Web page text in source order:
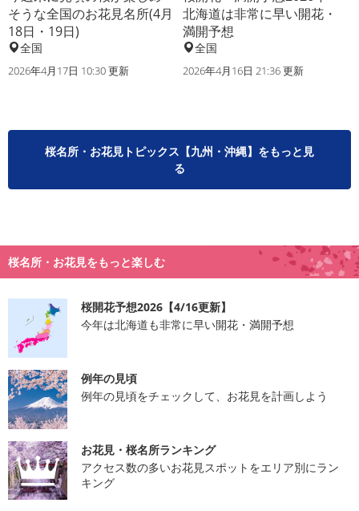
そうな全国のお花見名所(4月
18日・19日)
全国
2026年4月17日 10:30 更新
北海道は非常に早い開花・
満開予想
全国
2026年4月16日 21:36 更新
桜名所・お花見トピックス【九州・沖縄】をもっと見
る
桜名所・お花見をもっと楽しむ
桜開花予想2026【4/16更新】
今年は北海道も非常に早い開花・満開予想
例年の見頃
例年の見頃をチェックして、お花見を計画しよう
お花見・桜名所ランキング
アクセス数の多いお花見スポットをエリア別にラン
キング